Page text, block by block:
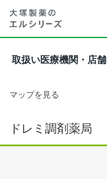
取扱い医療機関・店舗
マップを見る
ドレミ調剤薬局